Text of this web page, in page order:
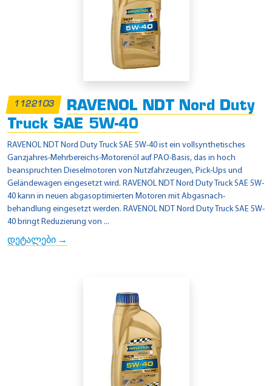
1122103
RAVENOL NDT Nord Duty
Truck SAE 5W-40
RAVENOL NDT Nord Duty Truck SAE 5W-40 ist ein vollsynthetisches
Ganzjahres-Mehrbereichs-Motorenöl auf PAO-Basis, das in hoch
beanspruchten Dieselmotoren von Nutzfahrzeugen, Pick-Ups und
Geländewagen eingesetzt wird. RAVENOL NDT Nord Duty Truck SAE 5W-
40 kann in neuen abgasoptimierten Motoren mit Abgasnach-
behandlung eingesetzt werden. RAVENOL NDT Nord Duty Truck SAE 5W-
40 bringt Reduzierung von ...
დეტალები →